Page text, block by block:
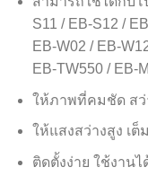
S11 / EB-S12 /
EB-W02 / EB-
EB-TW550 / EB-
ให้ภาพที่คมชัด สว่
ให้แสงสว่างสูง เ
ติดตั้งง่าย ใช้งาน